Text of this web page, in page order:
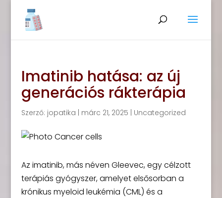
Imatinib hatása: az új
generációs rákterápia
Szerző: jopatika márc 21, 2025 Uncategorized
Az imatinib, más néven Gleevec, egy célzott
terápiás gyógyszer, amelyet elsősorban a
krónikus myeloid leukémia (CML) és a